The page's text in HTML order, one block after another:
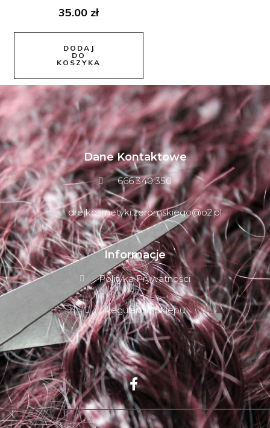
35.00 zł
DODAJ
DO
KOSZYKA
Dane Kontaktowe
666 340 350
drejkosmetyki.zeromskiego@o2.pl
Informacje
Polityka Prywatności
Regulamin Sklepu